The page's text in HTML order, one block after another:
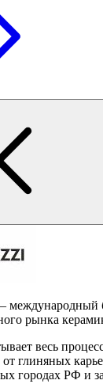
рынка
весь
глиняных
городах РФ и